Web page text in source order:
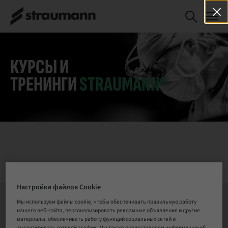
Straumann®
SMART -
Grundkurs i
för assisterande
personal 27 - 29
augusti 2026 i
Stockholm
ЗАРЕГИСТРИРОВАТЬСЯ
КУРСЫ И
ТРЕНИНГИSTRAUMANN®
СВЯЗАТЬСЯ С НАМИ
Настройки файлов Cookie
Мы используем файлы cookie, чтобы обеспечивать правильную работу
нашего веб-сайта, персонализировать рекламные объявления и другие
материалы, обеспечивать работу функций социальных сетей и